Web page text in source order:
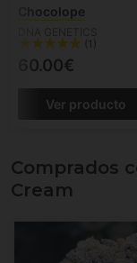
Chocolope
(1)
60.00€
Ver producto
Comprados
Cream